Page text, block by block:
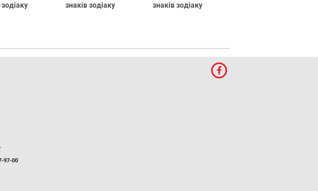
зодіаку
знаків зодіаку
знаків зодіаку
97-00